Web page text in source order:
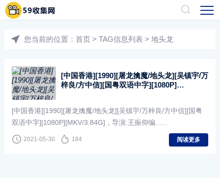
您当前的位置： 首页 > TAG信息列表 > 地头龙
[中国香港][1990][屠龙擒魔/地头龙][吴镇宇/万
梓良/方中信][国粤双语中字][1080P]
[中国香港][1990][屠龙擒魔/地头龙][吴镇宇/万梓良/方中信][国粤
双语中字][1080P][MKV/3.84G]，导演:王振仰编......
2021-05-30 184 阅读更多